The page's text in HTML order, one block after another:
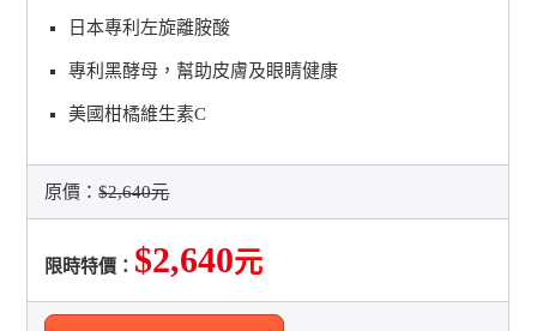
日本專利左旋離胺酸
專利黑酵母，幫助皮膚及眼睛健康
美國柑橘維生素C
原價：$2,640元
限時特價： $2,640元